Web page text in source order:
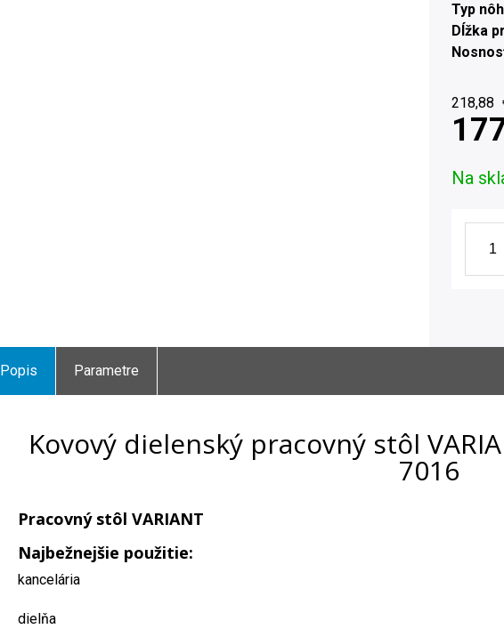
Typ nôh
Dĺžka
218,88
Na
Popis Parametre
Kovový dielenský pracovný stôl
7016
Pracovný stôl VARIANT
Najbežnejšie použitie:
kancelária
dielňa